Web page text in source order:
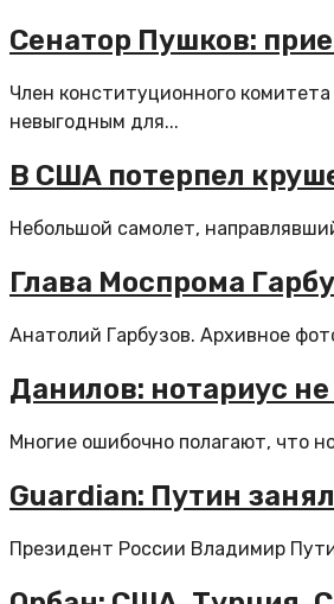
Сенатор Пушков:
Член конституционного
невыгодным для...
В США потерпел
Небольшой самолет,
Глава Моспрома
Анатолий Гарбузов. Архивное
Данилов: нотариус
Многие ошибочно полагают, что
Guardian: Путин
Президент России Владимир